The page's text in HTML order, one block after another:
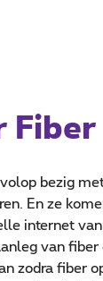
Fiber
bezig
En ze
internet
van
zodra fiber